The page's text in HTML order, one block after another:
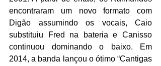
encontraram um novo formato com
Digão assumindo os vocais, Caio
substituiu Fred na bateria e Canisso
continuou dominando o baixo. Em
2014, a banda lançou o ótimo “Cantigas